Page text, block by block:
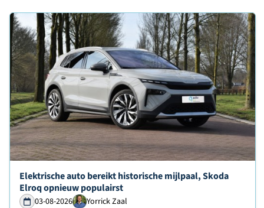
Lees verder over
Elektrische auto bereikt historische mijlpaal, Skoda
Elroq opnieuw populairst
03-08-2026 Yorrick Zaal